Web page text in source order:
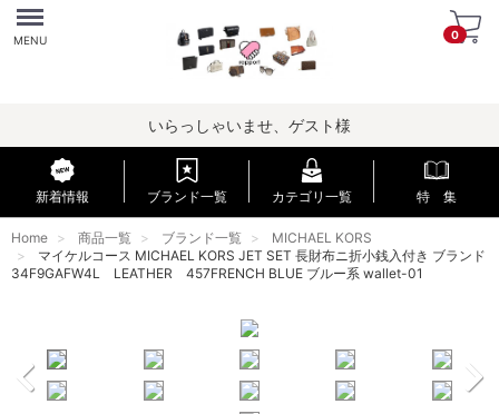
Menu
MENU 0
いらっしゃいませ、ゲスト様
新着情報 ブランド一覧 カテゴリ一覧 特 集
Home 商品一覧 ブランド一覧
MICHAEL KORS
マイケルコース MICHAEL KORS JET SET 長財布ニ折小銭入付き ブランド
34F9GAFW4L LEATHER 457FRENCH BLUE ブルー系 wallet-01